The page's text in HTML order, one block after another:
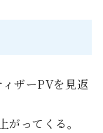
ザーPVを見返
ってくる。